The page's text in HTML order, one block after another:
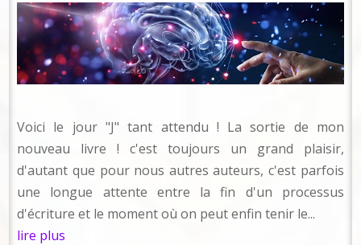
Voici le jour "J" tant attendu ! La sortie de mon
nouveau livre ! c'est toujours un grand plaisir,
d'autant que pour nous autres auteurs, c'est parfois
une longue attente entre la fin d'un processus
d'écriture et le moment où on peut enfin tenir le...
lire plus